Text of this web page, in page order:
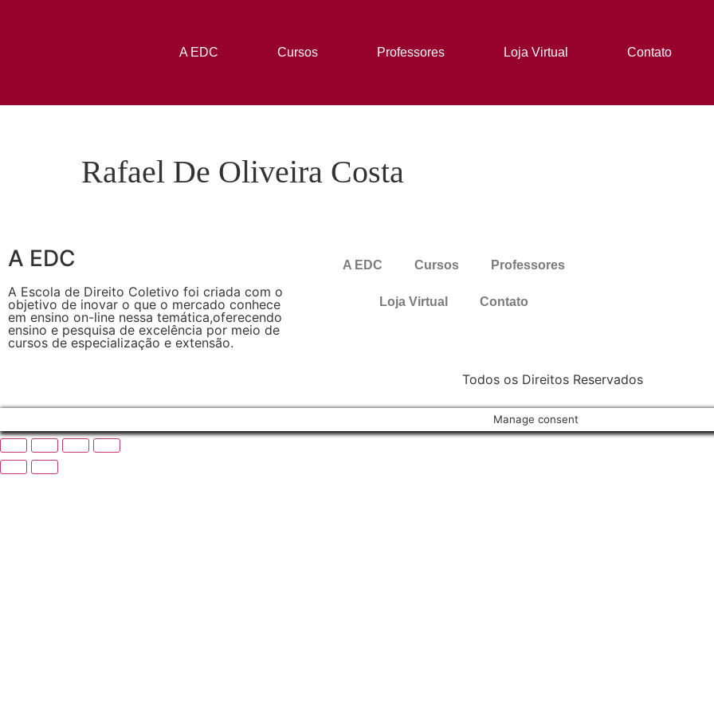
A EDC Cursos Professores Loja Virtual Contato
Rafael De Oliveira Costa
A EDC
A Escola de Direito Coletivo foi criada com o
objetivo de inovar o que o mercado conhece
em ensino on-line nessa temática,oferecendo
ensino e pesquisa de excelência por meio de
cursos de especialização e extensão.
A EDC Cursos Professores
Loja Virtual Contato
Todos os Direitos Reservados
Manage consent